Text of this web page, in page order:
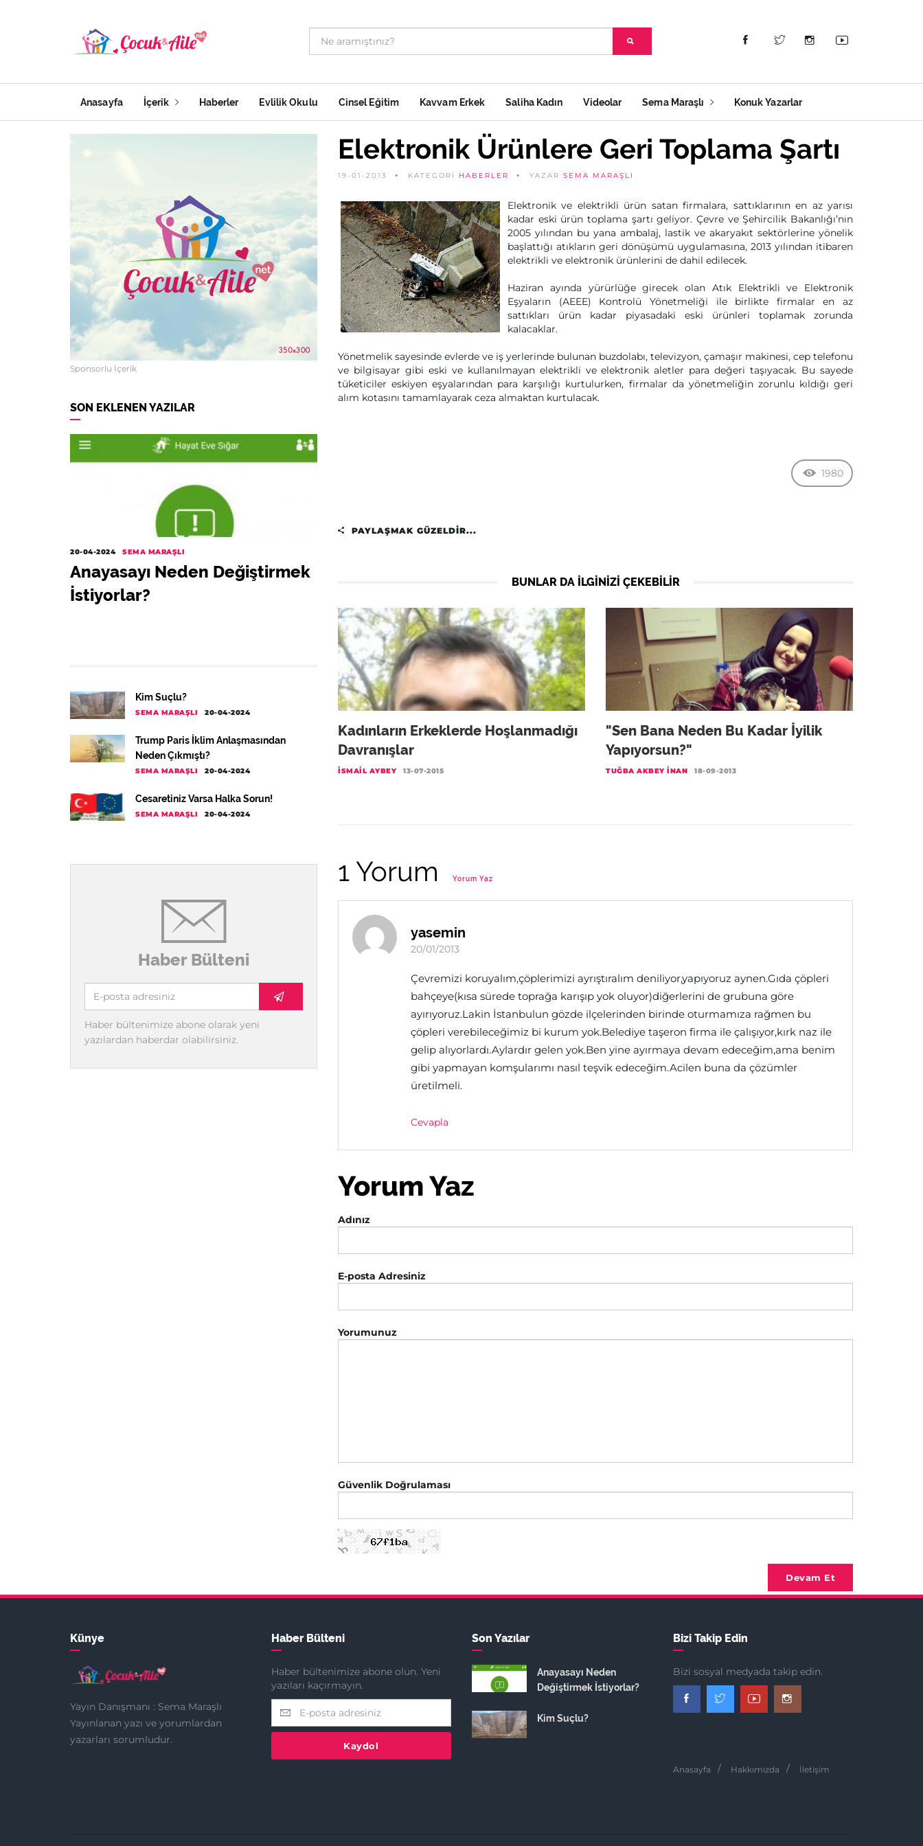
Anasayfa İçerik Haberler Evlilik Okulu Cinsel Eğitim Kavvam Erkek Saliha Kadın Videolar Sema Maraşlı Konuk Yazarlar
Sponsorlu İçerik
SON EKLENEN YAZILAR
20-04-2024 SEMA MARAŞLI
Anayasayı Neden Değiştirmek
İstiyorlar?
Kim Suçlu?
SEMA MARAŞLI 20-04-2024
Trump Paris İklim Anlaşmasından
Neden Çıkmıştı?
SEMA MARAŞLI 20-04-2024
Cesaretiniz Varsa Halka Sorun!
SEMA MARAŞLI 20-04-2024
Haber Bülteni
Haber bültenimize abone olarak yeni
yazılardan haberdar olabilirsiniz.
Elektronik Ürünlere Geri Toplama Şartı
19-01-2013 KATEGORİ HABERLER YAZAR SEMA MARAŞLI
Elektronik ve elektrikli ürün satan firmalara, sattıklarının en az yarısı
kadar eski ürün toplama şartı geliyor. Çevre ve Şehircilik Bakanlığı’nın
2005 yılından bu yana ambalaj, lastik ve akaryakıt sektörlerine yönelik
başlattığı atıkların geri dönüşümü uygulamasına, 2013 yılından itibaren
elektrikli ve elektronik ürünlerini de dahil edilecek.
Haziran ayında yürürlüğe girecek olan Atık Elektrikli ve Elektronik
Eşyaların (AEEE) Kontrolü Yönetmeliği ile birlikte firmalar en az
sattıkları ürün kadar piyasadaki eski ürünleri toplamak zorunda
kalacaklar.
Yönetmelik sayesinde evlerde ve iş yerlerinde bulunan buzdolabı, televizyon, çamaşır makinesi, cep telefonu
ve bilgisayar gibi eski ve kullanılmayan elektrikli ve elektronik aletler para değeri taşıyacak. Bu sayede
tüketiciler eskiyen eşyalarından para karşılığı kurtulurken, firmalar da yönetmeliğin zorunlu kıldığı geri
alım kotasını tamamlayarak ceza almaktan kurtulacak.
1980
PAYLAŞMAK GÜZELDIR...
BUNLAR DA ILGINIZI ÇEKEBILIR
Kadınların Erkeklerde Hoşlanmadığı
Davranışlar
İSMAIL AYBEY 13-07-2015
"Sen Bana Neden Bu Kadar İyilik
Yapıyorsun?"
TUĞBA AKBEY İNAN 18-09-2013
1 Yorum Yorum Yaz
yasemin
20/01/2013
Çevremizi koruyalım,çöplerimizi ayrıştıralım deniliyor,yapıyoruz aynen.Gıda çöpleri
bahçeye(kısa sürede toprağa karışıp yok oluyor)diğerlerini de grubuna göre
ayırıyoruz.Lakin İstanbulun gözde ilçelerinden birinde oturmamıza rağmen bu
çöpleri verebileceğimiz bi kurum yok.Belediye taşeron firma ile çalışıyor,kırk naz ile
gelip alıyorlardı.Aylardır gelen yok.Ben yine ayırmaya devam edeceğim,ama benim
gibi yapmayan komşularımı nasıl teşvik edeceğim.Acilen buna da çözümler
üretilmeli.
Cevapla
Yorum Yaz
Adınız
E-posta Adresiniz
Yorumunuz
Güvenlik Doğrulaması
Devam Et
Künye
Yayın Danışmanı : Sema Maraşlı
Yayınlanan yazı ve yorumlardan
yazarları sorumludur.
Haber Bülteni
Haber bültenimize abone olun. Yeni
yazıları kaçırmayın.
Kaydol
Son Yazılar
Anayasayı Neden
Değiştirmek İstiyorlar?
Kim Suçlu?
Bizi Takip Edin
Bizi sosyal medyada takip edin.
Anasayfa Hakkımızda İletişim